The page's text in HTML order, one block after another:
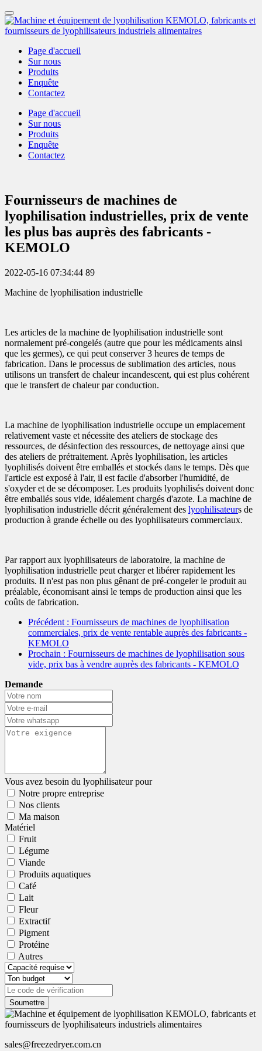
Page d'accueil
Sur nous
Produits
Enquête
Contactez
Page d'accueil
Sur nous
Produits
Enquête
Contactez
Fournisseurs de machines de
lyophilisation industrielles, prix de vente
les plus bas auprès des fabricants -
KEMOLO
2022-05-16 07:34:44 89
Machine de lyophilisation industrielle
Les articles de la machine de lyophilisation industrielle sont
normalement pré-congelés (autre que pour les médicaments ainsi
que les germes), ce qui peut conserver 3 heures de temps de
fabrication. Dans le processus de sublimation des articles, nous
utilisons un transfert de chaleur incandescent, qui est plus cohérent
que le transfert de chaleur par conduction.
La machine de lyophilisation industrielle occupe un emplacement
relativement vaste et nécessite des ateliers de stockage des
ressources, de désinfection des ressources, de nettoyage ainsi que
des ateliers de prétraitement. Après lyophilisation, les articles
lyophilisés doivent être emballés et stockés dans le temps. Dès que
l'article est exposé à l'air, il est facile d'absorber l'humidité, de
s'oxyder et de se décomposer. Les produits lyophilisés doivent donc
être emballés sous vide, idéalement chargés d'azote. La machine de
lyophilisation industrielle décrit généralement des lyophilisateurs de
production à grande échelle ou des lyophilisateurs commerciaux.
Par rapport aux lyophilisateurs de laboratoire, la machine de
lyophilisation industrielle peut charger et libérer rapidement les
produits. Il n'est pas non plus gênant de pré-congeler le produit au
préalable, économisant ainsi le temps de production ainsi que les
coûts de fabrication.
Précédent : Fournisseurs de machines de lyophilisation
commerciales, prix de vente rentable auprès des fabricants -
KEMOLO
Prochain : Fournisseurs de machines de lyophilisation sous
vide, prix bas à vendre auprès des fabricants - KEMOLO
Demande
Vous avez besoin du lyophilisateur pour
Notre propre entreprise
Nos clients
Ma maison
Matériel
Fruit
Légume
Viande
Produits aquatiques
Café
Lait
Fleur
Extractif
Pigment
Protéine
Autres
Soumettre
sales@freezedryer.com.cn